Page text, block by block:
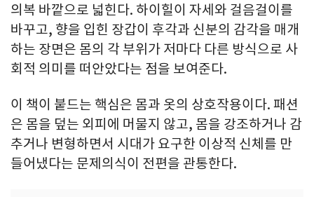
의복 바깥으로 넓힌다. 하이힐이 자세와 걸음걸이를
바꾸고, 향을 입힌 장갑이 후각과 신분의 감각을 매개
하는 장면은 몸의 각 부위가 저마다 다른 방식으로 사
회적 의미를 떠안았다는 점을 보여준다.
이 책이 붙드는 핵심은 몸과 옷의 상호작용이다. 패션
은 몸을 덮는 외피에 머물지 않고, 몸을 강조하거나 감
추거나 변형하면서 시대가 요구한 이상적 신체를 만
들어냈다는 문제의식이 전편을 관통한다.